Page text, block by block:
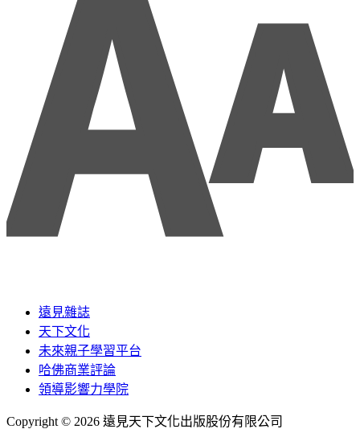
遠見雜誌
天下文化
未來親子學習平台
哈佛商業評論
領導影響力學院
Copyright © 2026 遠見天下文化出版股份有限公司